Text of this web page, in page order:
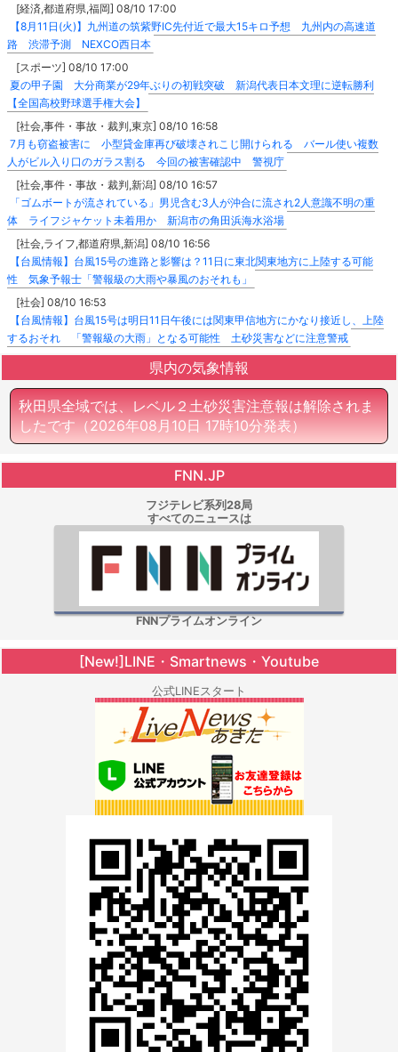
[経済,都道府県,福岡] 08/10 17:00
【8月11日(火)】九州道の筑紫野IC先付近で最大15キロ予想 九州内の高速道
路 渋滞予測 NEXCO西日本
[スポーツ] 08/10 17:00
夏の甲子園 大分商業が29年ぶりの初戦突破 新潟代表日本文理に逆転勝利
【全国高校野球選手権大会】
[社会,事件・事故・裁判,東京] 08/10 16:58
7月も窃盗被害に 小型貸金庫再び破壊されこじ開けられる バール使い複数
人がビル入り口のガラス割る 今回の被害確認中 警視庁
[社会,事件・事故・裁判,新潟] 08/10 16:57
「ゴムボートが流されている」男児含む3人が沖合に流され2人意識不明の重
体 ライフジャケット未着用か 新潟市の角田浜海水浴場
[社会,ライフ,都道府県,新潟] 08/10 16:56
【台風情報】台風15号の進路と影響は？11日に東北関東地方に上陸する可能
性 気象予報士「警報級の大雨や暴風のおそれも」
[社会] 08/10 16:53
【台風情報】台風15号は明日11日午後には関東甲信地方にかなり接近し、上陸
するおそれ 「警報級の大雨」となる可能性 土砂災害などに注意警戒
県内の気象情報
秋田県全域では、レベル２土砂災害注意報は解除されま
したです（2026年08月10日 17時10分発表）
FNN.JP
フジテレビ系列28局
すべてのニュースは
FNNプライムオンライン
[New!]LINE・Smartnews・Youtube
公式LINEスタート